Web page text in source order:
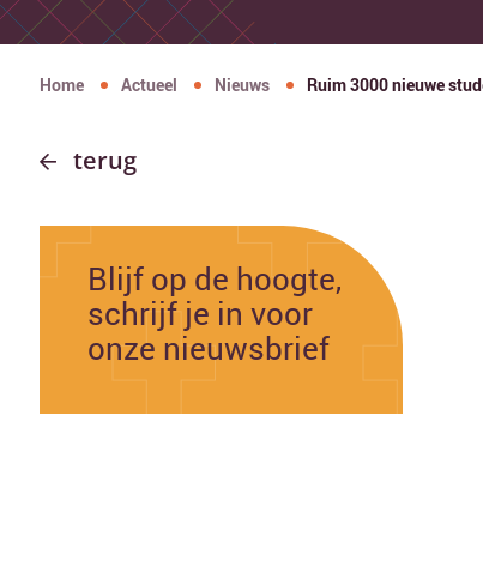
Home Actueel Nieuws Ruim 3000 nieuwe
terug
Blijf op de hoogte,
schrijf je in voor
onze nieuwsbrief